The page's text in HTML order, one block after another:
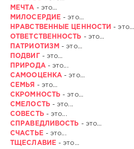
МЕЧТА - это...
МИЛОСЕРДИЕ - это...
НРАВСТВЕННЫЕ ЦЕННОСТИ
- это...
ОТВЕТСТВЕННОСТЬ - это...
ПАТРИОТИЗМ - это...
ПОДВИГ
- это...
ПРИРОДА- это...
САМООЦЕНКА - это...
СЕМЬЯ
- это...
СКРОМНОСТЬ- это...
СМЕЛОСТЬ - это...
СОВЕСТЬ- это...
СПРАВЕДЛИВОСТЬ - это...
СЧАСТЬЕ - это...
ТЩЕСЛАВИЕ- это...